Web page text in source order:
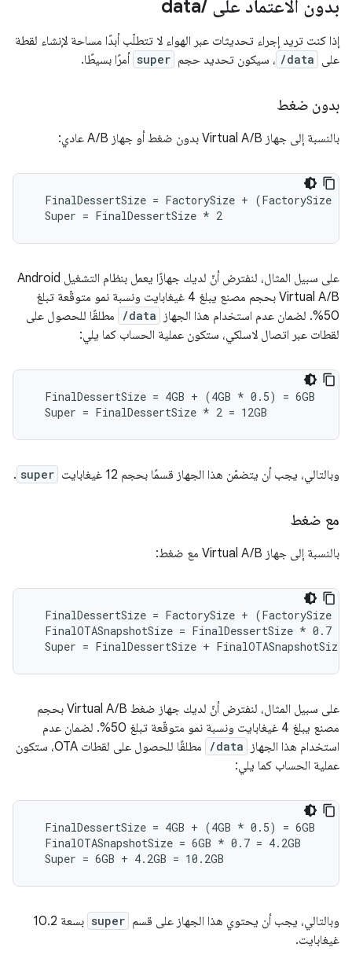
بدون الاعتماد على /
data
إذا كنت تريد إجراء تحديثات عبر الهواء لا تتطلّب أبدًا مساحة لإنشاء لقطة
على /data ، سيكون تحديد حجم super أمرًا بسيطًا.
بدون ضغط
بالنسبة إلى جهاز Virtual A/B بدون ضغط أو جهاز A/B عادي:
  FinalDessertSize = FactorySize + (FactorySize
  Super = FinalDessertSize *
2
على سبيل المثال، لنفترض أنّ لديك جهازًا يعمل بنظام التشغيل Android
Virtual A/B بحجم مصنع يبلغ 4 غيغابايت ونسبة نمو متوقّعة تبلغ
50%. لضمان عدم استخدام هذا الجهاز
/data
مطلقًا للحصول على
لقطات عبر اتصال لاسلكي، ستكون عملية الحساب كما يلي:
  FinalDessertSize = 4GB + (4GB
* 0.5) = 6GB
  Super = FinalDessertSize *
2 = 12GB
وبالتالي، يجب أن يتضمّن هذا الجهاز قسمًا بحجم 12 غيغابايت super
.
مع ضغط
بالنسبة إلى جهاز Virtual A/B مع ضغط:
  FinalDessertSize = FactorySize + (FactorySize
  FinalOTASnapshotSize = FinalDessertSize *
0.7
  Super = FinalDessertSize + FinalOTASnapshotSize
على سبيل المثال، لنفترض أنّ لديك جهاز ضغط Virtual A/B بحجم
مصنع يبلغ 4 غيغابايت ونسبة نمو متوقّعة تبلغ 50%. لضمان عدم
استخدام هذا الجهاز
/data
مطلقًا للحصول على لقطات OTA، ستكون
عملية الحساب كما يلي:
  FinalDessertSize = 4GB + (4GB
* 0.5) = 6GB
  FinalOTASnapshotSize = 6GB *
0.7 = 4.2GB
  Super = 6GB + 4.2GB = 10.2GB
وبالتالي، يجب أن يحتوي هذا الجهاز على قسم super
بسعة 10.2
غيغابايت.